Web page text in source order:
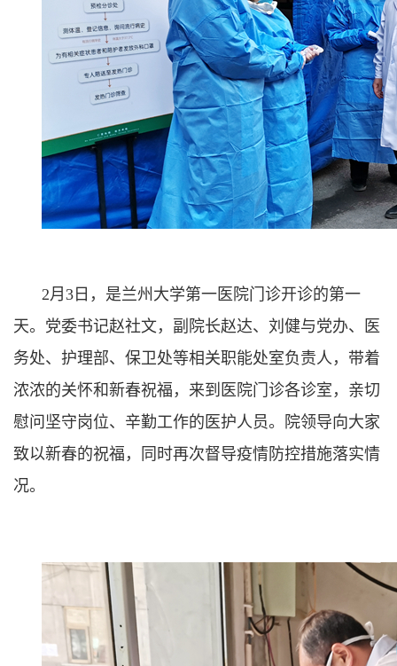
2月3日，是兰州大学第一医院门诊开诊的第一
天。党委书记赵社文，副院长赵达、刘健与党办、医
务处、护理部、保卫处等相关职能处室负责人，带着
浓浓的关怀和新春祝福，来到医院门诊各诊室，亲切
慰问坚守岗位、辛勤工作的医护人员。院领导向大家
致以新春的祝福，同时再次督导疫情防控措施落实情
况。